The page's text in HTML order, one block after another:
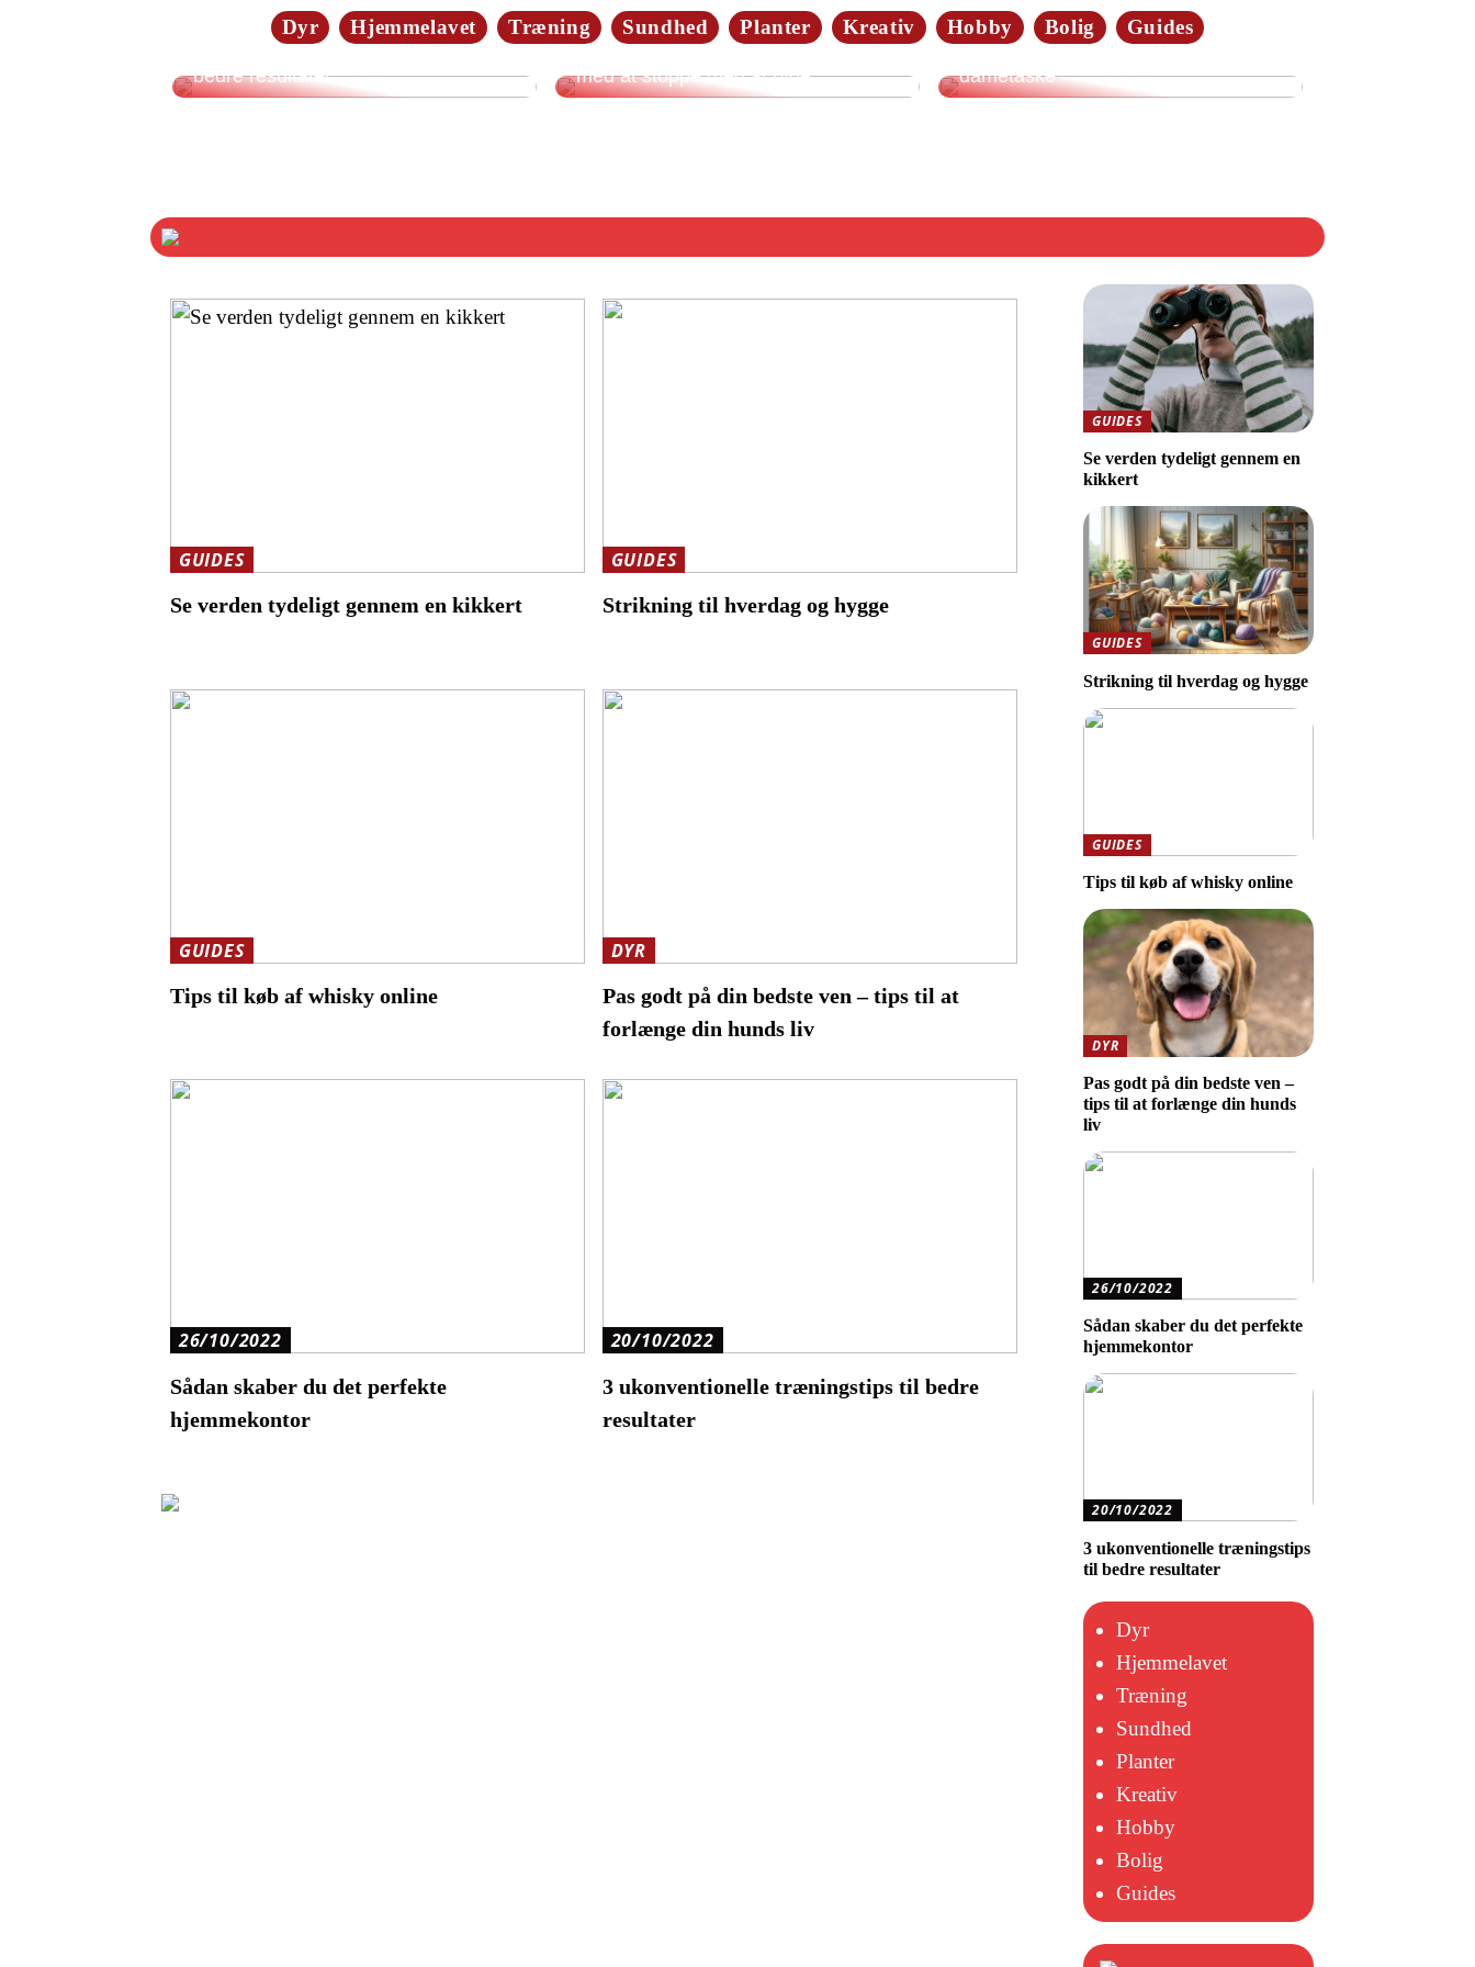
Dyr Hjemmelavet Træning Sundhed Planter Kreativ Hobby Bolig Guides
bedre resultater
med at stoppe med at ryge
Damerne elsker tasker i læder:
dametaske
GUIDES
Se verden tydeligt gennem en kikkert
GUIDES
Strikning til hverdag og hygge
GUIDES
Tips til køb af whisky online
DYR
Pas godt på din bedste ven – tips til at
forlænge din hunds liv
26/10/2022
Sådan skaber du det perfekte
hjemmekontor
20/10/2022
3 ukonventionelle træningstips til bedre
resultater
GUIDES
Se verden tydeligt gennem en
kikkert
GUIDES
Strikning til hverdag og hygge
GUIDES
Tips til køb af whisky online
DYR
Pas godt på din bedste ven –
tips til at forlænge din hunds
liv
26/10/2022
Sådan skaber du det perfekte
hjemmekontor
20/10/2022
3 ukonventionelle træningstips
til bedre resultater
Dyr
Hjemmelavet
Træning
Sundhed
Planter
Kreativ
Hobby
Bolig
Guides